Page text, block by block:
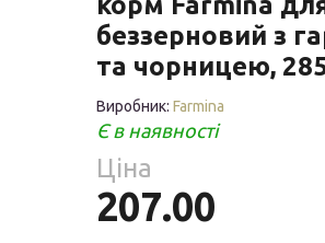
беззерновий з
та чорницею,
Виробник: Farmina
Є в наявності
Ціна
207.00